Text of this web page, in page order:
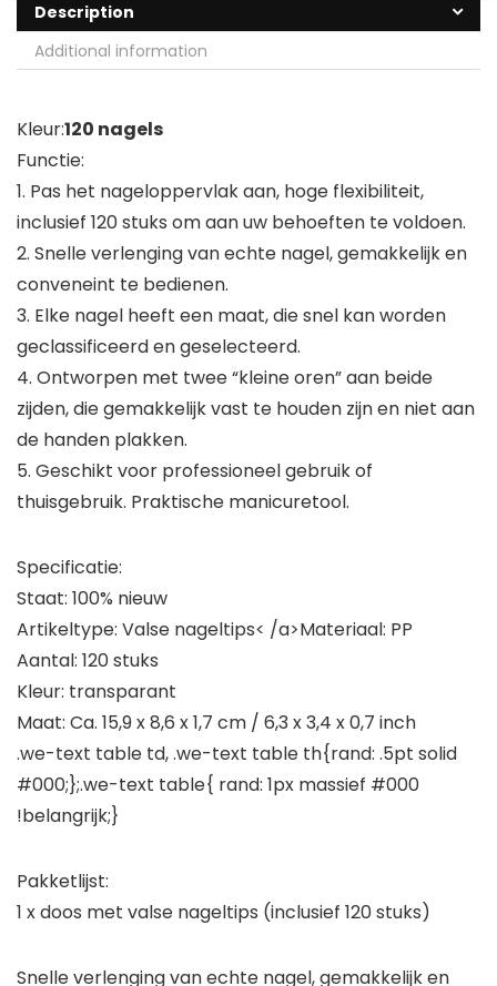
Description
Additional information
Kleur:120 nagels
Functie:
1. Pas het nageloppervlak aan, hoge flexibiliteit,
inclusief 120 stuks om aan uw behoeften te voldoen.
2. Snelle verlenging van echte nagel, gemakkelijk en
conveneint te bedienen.
3. Elke nagel heeft een maat, die snel kan worden
geclassificeerd en geselecteerd.
4. Ontworpen met twee “kleine oren” aan beide
zijden, die gemakkelijk vast te houden zijn en niet aan
de handen plakken.
5. Geschikt voor professioneel gebruik of
thuisgebruik. Praktische manicuretool.
Specificatie:
Staat: 100% nieuw
Artikeltype: Valse nageltips< /a>Materiaal: PP
Aantal: 120 stuks
Kleur: transparant
Maat: Ca. 15,9 x 8,6 x 1,7 cm / 6,3 x 3,4 x 0,7 inch
.we-text table td, .we-text table th{rand: .5pt solid
#000;};.we-text table{ rand: 1px massief #000
!belangrijk;}
Pakketlijst:
1 x doos met valse nageltips (inclusief 120 stuks)
Snelle verlenging van echte nagel, gemakkelijk en